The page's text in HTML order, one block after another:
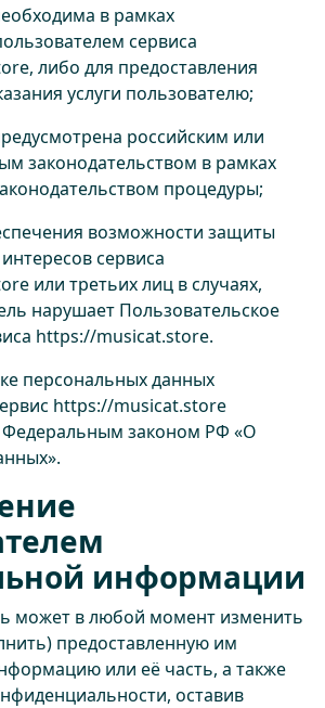
в рамках
сервиса
, либо для предоставления
услуги пользователю;
российским или
законодательством в рамках
процедуры;
возможности защиты
сервиса
или третьих лиц в случаях,
нарушает Пользовательское
https://musicat.store.
персональных данных
https://musicat.store
Федеральным законом РФ «О
информации
может в любой момент изменить
предоставленную им
или её часть, а также
оставив